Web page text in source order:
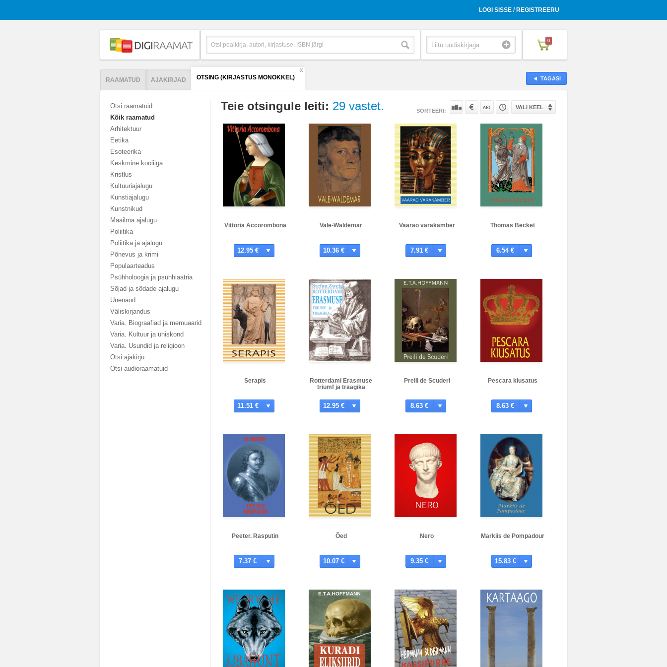
LOGI SISSE / REGISTREERU
0
TAGASI
RAAMATUD AJAKIRJAD OTSING (KIRJASTUS MONOKKEL)
X
Otsi raamatuid
Kõik raamatud
Arhitektuur
Eetika
Esoteerika
Keskmine kooliiga
Kristlus
Kultuuriajalugu
Kunstiajalugu
Kunstnikud
Maailma ajalugu
Poliitika
Poliitika ja ajalugu
Põnevus ja krimi
Populaarteadus
Psühholoogia ja psühhiaatria
Sõjad ja sõdade ajalugu
Unenäod
Väliskirjandus
Varia. Biograafiad ja memuaarid
Varia. Kultuur ja ühiskond
Varia. Usundid ja religioon
Otsi ajakirju
Otsi audioraamatuid
Teie otsingule leiti: 29 vastet. SORTEERI:
VALI KEEL
Vittoria Accorombona
12.95 €
Vale-Waldemar
10.36 €
Vaarao varakamber
7.91 €
Thomas Becket
6.54 €
Serapis
11.51 €
Rotterdami Erasmuse
triumf ja traagika
12.95 €
Preili de Scuderi
8.63 €
Pescara kiusatus
8.63 €
Peeter. Rasputin
7.37 €
Õed
10.07 €
Nero
9.35 €
Markiis de Pompadour
15.83 €